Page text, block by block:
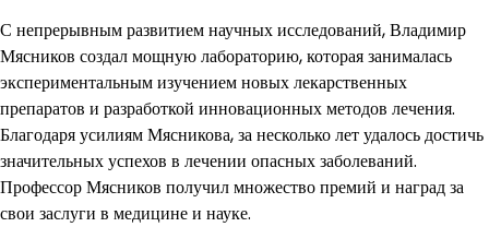
С непрерывным развитием научных исследований, Владимир
Мясников создал мощную лабораторию, которая занималась
экспериментальным изучением новых лекарственных
препаратов и разработкой инновационных методов лечения.
Благодаря усилиям Мясникова, за несколько лет удалось достичь
значительных успехов в лечении опасных заболеваний.
Профессор Мясников получил множество премий и наград за
свои заслуги в медицине и науке.